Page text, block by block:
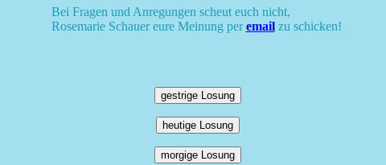
Bei Fragen und Anregungen scheut euch nicht,
Rosemarie Schauer eure Meinung peremailzu schicken!
gestrige Losung
heutige Losung
morgige Losung